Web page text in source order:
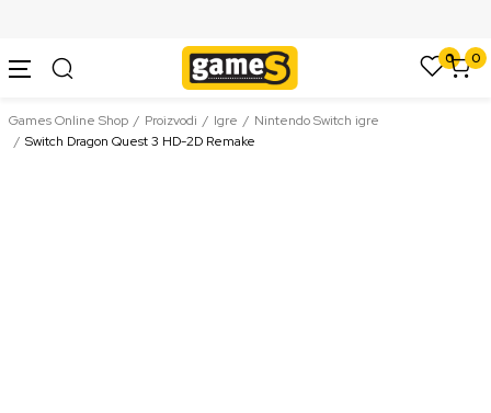
0 0
Games Online Shop Proizvodi Igre
Nintendo Switch igre
Switch Dragon Quest 3 HD-2D Remake